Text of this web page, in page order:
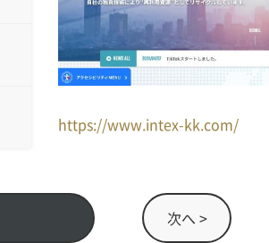
https://www.intex-kk.com/
次へ >